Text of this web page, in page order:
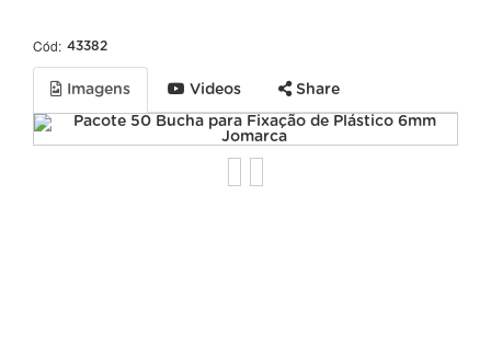
Cód: 43382
Imagens Videos Share